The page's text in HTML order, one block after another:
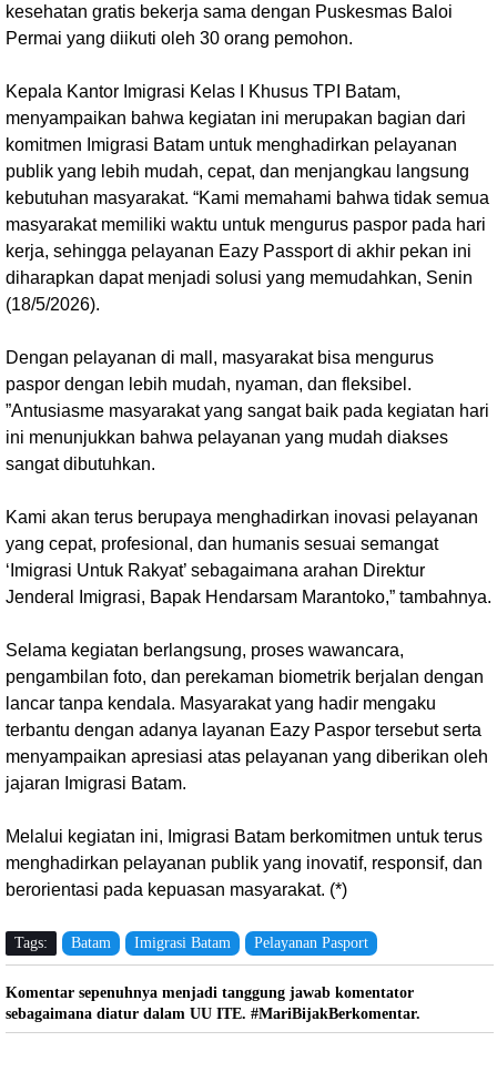
kesehatan gratis bekerja sama dengan Puskesmas Baloi
Permai yang diikuti oleh 30 orang pemohon.
Kepala Kantor Imigrasi Kelas I Khusus TPI Batam,
menyampaikan bahwa kegiatan ini merupakan bagian dari
komitmen Imigrasi Batam untuk menghadirkan pelayanan
publik yang lebih mudah, cepat, dan menjangkau langsung
kebutuhan masyarakat. “Kami memahami bahwa tidak semua
masyarakat memiliki waktu untuk mengurus paspor pada hari
kerja, sehingga pelayanan Eazy Passport di akhir pekan ini
diharapkan dapat menjadi solusi yang memudahkan, Senin
(18/5/2026).
Dengan pelayanan di mall, masyarakat bisa mengurus
paspor dengan lebih mudah, nyaman, dan fleksibel.
”Antusiasme masyarakat yang sangat baik pada kegiatan hari
ini menunjukkan bahwa pelayanan yang mudah diakses
sangat dibutuhkan.
Kami akan terus berupaya menghadirkan inovasi pelayanan
yang cepat, profesional, dan humanis sesuai semangat
‘Imigrasi Untuk Rakyat’ sebagaimana arahan Direktur
Jenderal Imigrasi, Bapak Hendarsam Marantoko,” tambahnya.
Selama kegiatan berlangsung, proses wawancara,
pengambilan foto, dan perekaman biometrik berjalan dengan
lancar tanpa kendala. Masyarakat yang hadir mengaku
terbantu dengan adanya layanan Eazy Paspor tersebut serta
menyampaikan apresiasi atas pelayanan yang diberikan oleh
jajaran Imigrasi Batam.
Melalui kegiatan ini, Imigrasi Batam berkomitmen untuk terus
menghadirkan pelayanan publik yang inovatif, responsif, dan
berorientasi pada kepuasan masyarakat. (*)
Tags: Batam Imigrasi Batam Pelayanan Pasport
Komentar sepenuhnya menjadi tanggung jawab komentator
sebagaimana diatur dalam UU ITE. #MariBijakBerkomentar.